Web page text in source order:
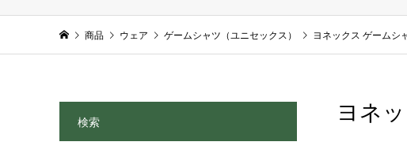
商品 ウェア ゲームシャツ（ユニセックス） ヨネックス ゲームシ
ヨネ
検索